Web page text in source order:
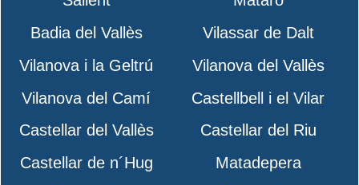
Badia del Vallès
Vilassar de Dalt
Vilanova i la Geltrú
Vilanova del Vallès
Vilanova del Camí
Castellbell i el Vilar
Castellar del Vallès
Castellar del Riu
Castellar de n´Hug
Matadepera